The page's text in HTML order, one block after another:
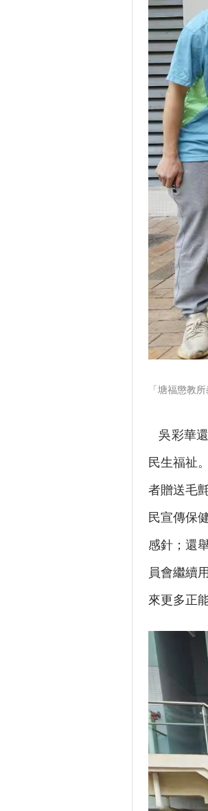
「塘福懲教
吳彩華
民生福祉
者贈送毛
民宣傳保
感針；還
員會繼續
來更多正能